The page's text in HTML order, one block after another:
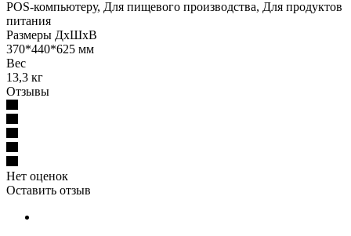
POS-компьютеру, Для пищевого производства, Для продуктов
питания
Размеры ДхШхВ
370*440*625 мм
Вес
13,3 кг
Отзывы
Нет оценок
Оставить отзыв